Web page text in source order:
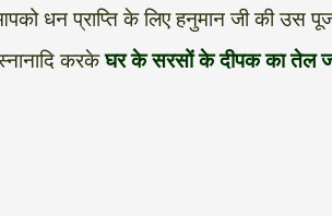
धन प्राप्ति के लिए हनुमान जी की
करकेघर के सरसों के दीपक का तेल